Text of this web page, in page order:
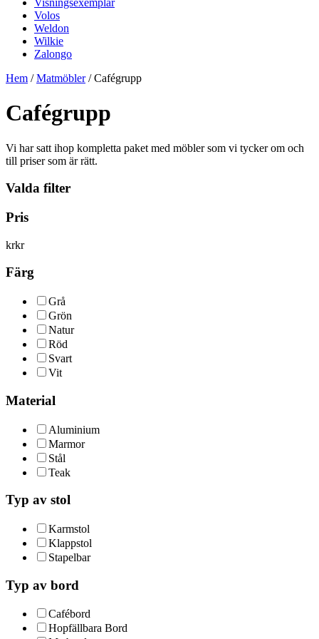
Volos
Weldon
Wilkie
Zalongo
Hem /Matmöbler/ Cafégrupp
Cafégrupp
Vi har satt ihop kompletta paket med möbler som vi tycker om och
till priser som är rätt.
Valda filter
Pris
krkr
Färg
Grå
Grön
Natur
Röd
Svart
Vit
Material
Aluminium
Marmor
Stål
Teak
Typ av stol
Karmstol
Klappstol
Stapelbar
Typ av bord
Cafébord
Hopfällbara Bord